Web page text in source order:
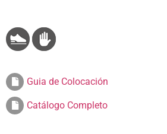
Guia de Colocación
Catálogo Completo